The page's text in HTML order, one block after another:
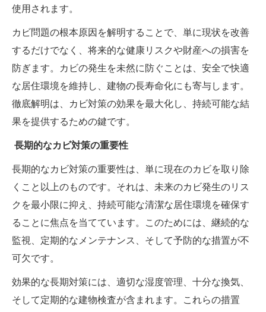
使用されます。
カビ問題の根本原因を解明することで、単に現状を改善
するだけでなく、将来的な健康リスクや財産への損害を
防ぎます。カビの発生を未然に防ぐことは、安全で快適
な居住環境を維持し、建物の長寿命化にも寄与します。
徹底解明は、カビ対策の効果を最大化し、持続可能な結
果を提供するための鍵です。
長期的なカビ対策の重要性
長期的なカビ対策の重要性は、単に現在のカビを取り除
くこと以上のものです。それは、未来のカビ発生のリス
クを最小限に抑え、持続可能な清潔な居住環境を確保す
ることに焦点を当てています。このためには、継続的な
監視、定期的なメンテナンス、そして予防的な措置が不
可欠です。
効果的な長期対策には、適切な湿度管理、十分な換気、
そして定期的な建物検査が含まれます。これらの措置